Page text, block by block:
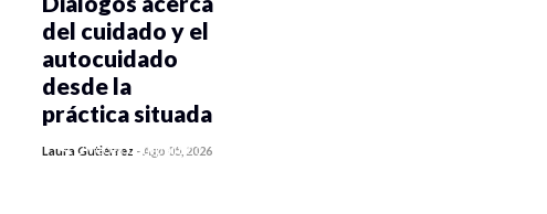
0 veces compartido
del cuidado y el
autocuidado
desde la
práctica situada
Laura Gutiérrez -Ago 05, 2026